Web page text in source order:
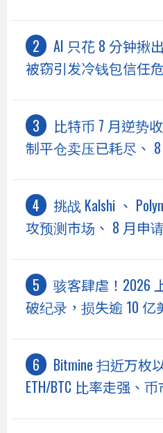
AI 只花 8 分钟揪
被窃引发冷钱包信任
比特币 7 月逆势
制平仓卖压已耗尽、
挑战 Kalshi 、
攻预测市场、 8 月申
骇客肆虐！2026
破纪录，损失逾 10 亿
Bitmine 扫近万枚
ETH/BTC 比率走强、